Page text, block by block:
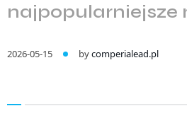
najpopularniejsze
2026-05-15 bycomperialead.pl